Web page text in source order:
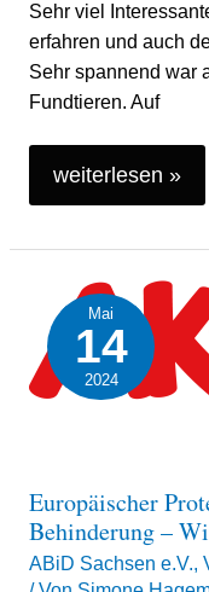
Sehr viel
erfahren und auch
Sehr spannend war
Fundtieren. Auf
weiterlesen »
Mai
14
2024
Europäischer
Behinderung –
ABiD Sachsen e.V.,
Europäischer
Protesttag
der
Menschen
–
Wir
waren